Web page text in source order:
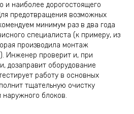
и наиболее дорогостоящего
предотвращения возможных
минимум раз в два года
специалиста (к примеру, из
производила монтаж
Инженер проверит и, при
дозаправит оборудование
работу в основных
тщательную очистку
наружного блоков.